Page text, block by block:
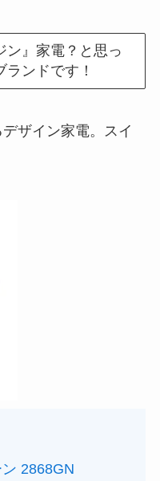
ン』家電？と思っ
ンドです！
ザイン家電。スイ
2868GN